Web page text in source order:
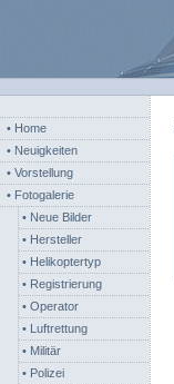
• Home
• Neuigkeiten
• Vorstellung
• Fotogalerie
• Neue Bilder
• Hersteller
• Helikoptertyp
• Registrierung
• Operator
• Luftrettung
• Militär
• Polizei